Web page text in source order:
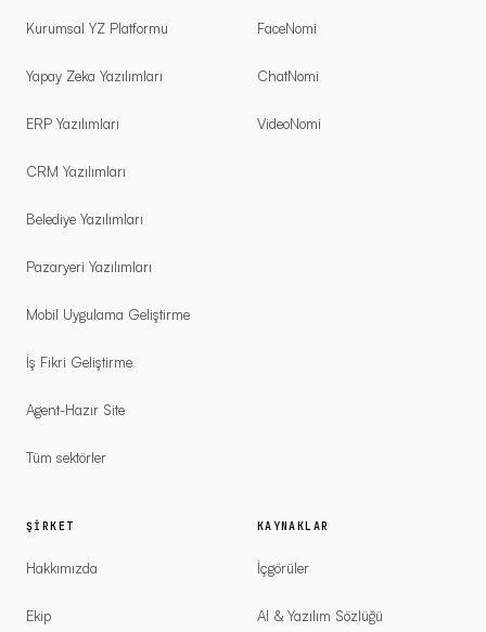
Kurumsal YZ Platformu
Yapay Zeka Yazılımları
ERP Yazılımları
CRM Yazılımları
Belediye Yazılımları
Pazaryeri Yazılımları
Mobil Uygulama Geliştirme
İş Fikri Geliştirme
Agent-Hazır Site
Tüm sektörler
FaceNomi
ChatNomi
VideoNomi
ŞIRKET
Hakkımızda
Ekip
KAYNAKLAR
İçgörüler
AI & Yazılım Sözlüğü